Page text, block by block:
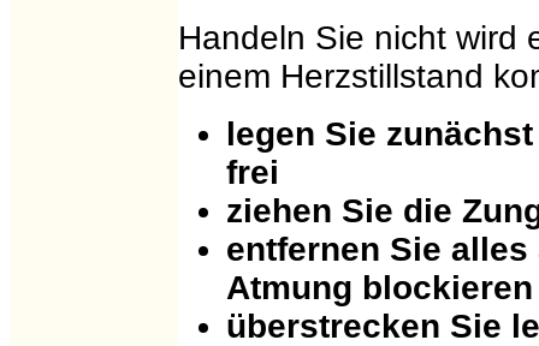
Handeln Sie nicht wird
einem Herzstillstand
legen Sie
frei
ziehen Sie die
entfernen Sie
Atmung
überstrecken Sie